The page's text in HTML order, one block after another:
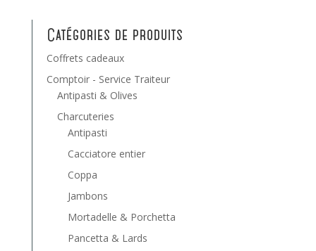
Catégories de produits
Coffrets cadeaux
Comptoir - Service Traiteur
Antipasti & Olives
Charcuteries
Antipasti
Cacciatore entier
Coppa
Jambons
Mortadelle & Porchetta
Pancetta & Lards